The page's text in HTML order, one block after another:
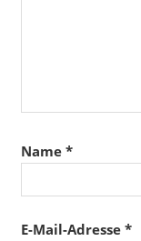
Name *
E-Mail-Adresse *